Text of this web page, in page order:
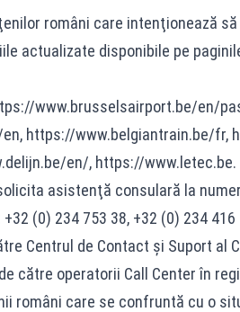
români care intenţionează
actualizate disponibile pe
www.brusselsairport.be/en/
, https://www.belgiantrain.be/fr,
en/, https://www.letec.be.
asistenţă consulară la
(0) 234 753 38, +32 (0) 234
Centrul de Contact şi Suport al
către operatorii Call Center în
români care se confruntă cu o